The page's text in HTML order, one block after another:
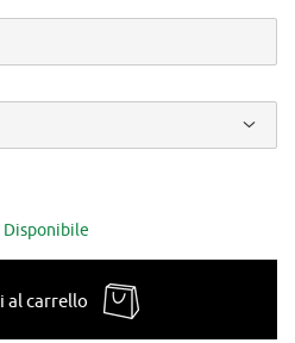
Disponibile
al carrello